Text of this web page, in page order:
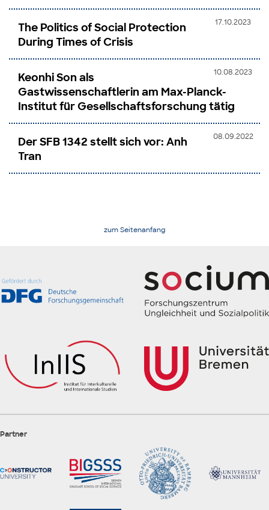
17.10.2023
The Politics of Social Protection
During Times of Crisis
10.08.2023
Keonhi Son als
Gastwissenschaftlerin am Max-Planck-
Institut für Gesellschaftsforschung tätig
08.09.2022
Der SFB 1342 stellt sich vor: Anh
Tran
zum Seitenanfang
Partner